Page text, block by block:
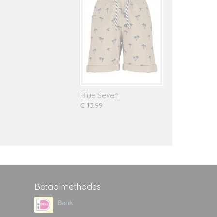
Blue Seven
€ 13,99
Betaalmethodes